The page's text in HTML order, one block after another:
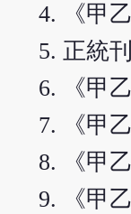
《甲
正統
《甲
《甲
《甲
《甲